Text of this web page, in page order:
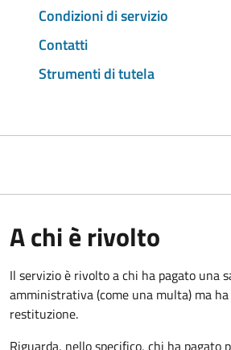
Condizioni di servizio
Contatti
Strumenti di tutela
A chi è rivolto
Il servizio è rivolto a chi ha pagato una
amministrativa (come una multa) ma
restituzione.
Riguarda, nello specifico, chi ha pagato